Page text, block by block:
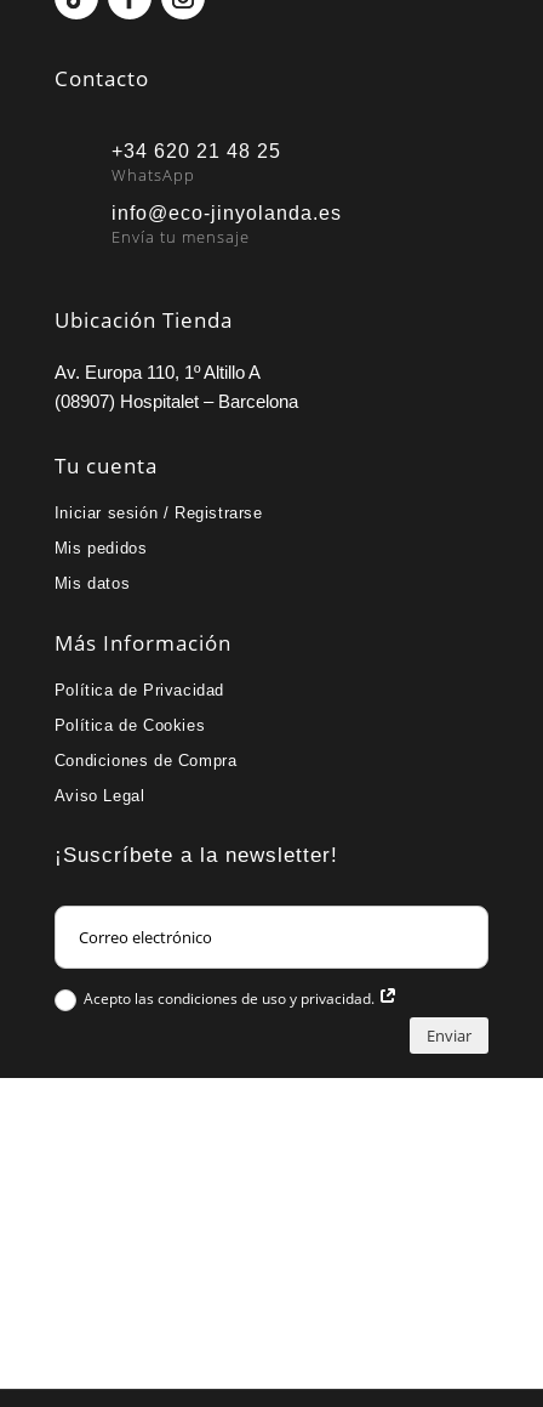
Contacto
+34 620 21 48 25
WhatsApp
info@eco-jinyolanda.es
Envía tu mensaje
Ubicación Tienda
Av. Europa 110, 1º Altillo A
(08907) Hospitalet – Barcelona
Tu cuenta
Iniciar sesión / Registrarse
Mis pedidos
Mis datos
Más Información
Política de Privacidad
Política de Cookies
Condiciones de Compra
Aviso Legal
¡Suscríbete a la newsletter!
Acepto las condiciones de uso y privacidad.
Enviar